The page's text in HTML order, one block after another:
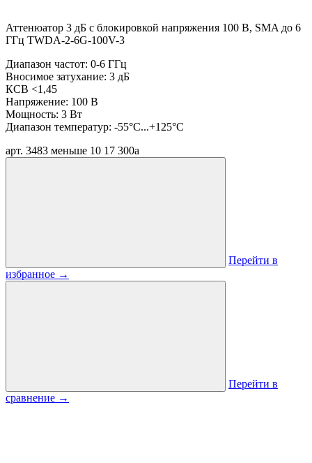
Аттенюатор 3 дБ с блокировкой напряжения 100 В, SMA до 6
ГГц TWDA-2-6G-100V-3
Диапазон частот: 0-6 ГГц
Вносимое затухание: 3 дБ
КСВ <1,45
Напряжение: 100 В
Мощность: 3 Вт
Диапазон температур: -55°C...+125°C
арт. 3483 меньше 10 17 300a
Перейти в
избранное →
Перейти в
сравнение →